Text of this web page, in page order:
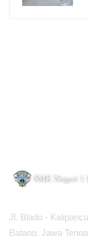
Jl. Blado -
Batang, Jawa